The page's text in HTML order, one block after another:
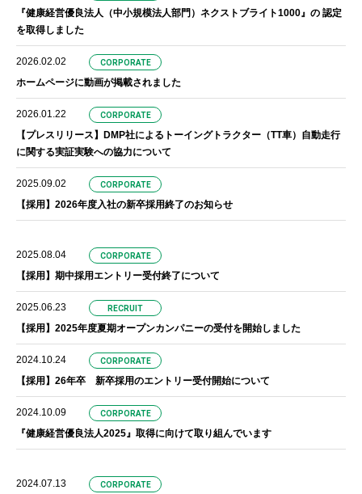
企業情報
お問い合わせ
『健康経営優良法人（中小規模法人部門）ネクストブライト1000』の 認定
を取得しました
2026.02.02 CORPORATE
ホームページに動画が掲載されました
2026.01.22 CORPORATE
【プレスリリース】DMP社によるトーイングトラクター（TT車）自動走行
に関する実証実験への協力について
2025.09.02 CORPORATE
【採用】2026年度入社の新卒採用終了のお知らせ
2025.08.04 CORPORATE
【採用】期中採用エントリー受付終了について
2025.06.23 RECRUIT
【採用】2025年度夏期オープンカンパニーの受付を開始しました
2024.10.24 CORPORATE
【採用】26年卒 新卒採用のエントリー受付開始について
2024.10.09 CORPORATE
『健康経営優良法人2025』取得に向けて取り組んでいます
2024.07.13 CORPORATE